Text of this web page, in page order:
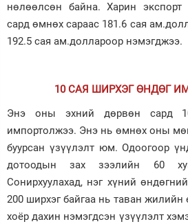
нөлөөлсөн байна. Харин
сард өмнөх сараас 181.6 сая
192.5 сая ам.доллароор нэмэгджээ.
10 САЯ ШИРХЭГ ӨНДӨГ
Энэ оны эхний дөрвөн сард
импортолжээ. Энэ нь өмнөх оны
буурсан үзүүлэлт юм. Одоогоор
дотоодын зах зээлийн 60
Сонирхуулахад, нэг хүний
200 ширхэг байгаа нь таван жилийн
хоёр дахин нэмэгдсэн үзүүлэлт